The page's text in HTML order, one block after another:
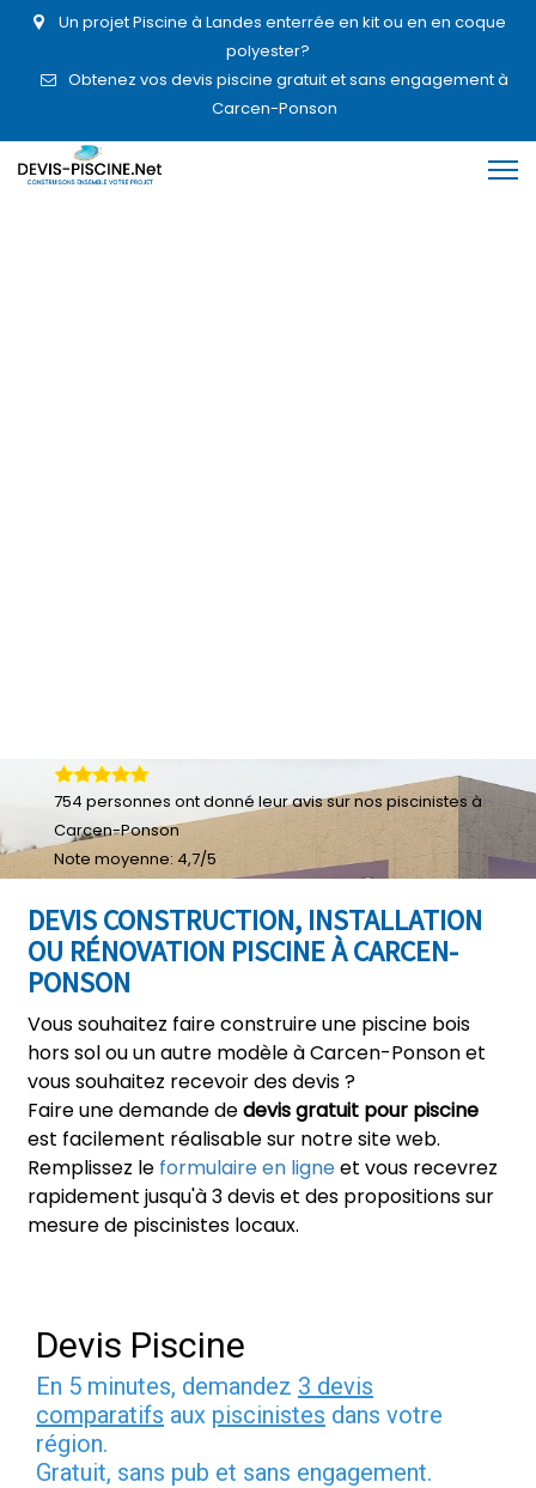
Un projet Piscine à Landes enterrée en kit ou en en coque
polyester?
Obtenez vos devis piscine gratuit et sans engagement à
Carcen-Ponson
DEVIS CONSTRUCTION, INSTALLATION
OU RÉNOVATION PISCINE À CARCEN-
PONSON
Vous souhaitez faire construire une piscine bois
hors sol ou un autre modèle à Carcen-Ponson et
vous souhaitez recevoir des devis ?
Faire une demande dedevis gratuit pour piscine
est facilement réalisable sur notre site web.
Remplissez le formulaire en ligneet vous recevrez
rapidement jusqu'à 3 devis et des propositions sur
mesure de piscinistes locaux.
754 personnes ont donné leuravis sur nos piscinistes à
Carcen-Ponson
Note moyenne: 4,7/5
Devis Piscine
En 5 minutes, demandez 3 devis
comparatifs aux piscinistes dans votre
région.
Gratuit, sans pub et sans engagement.